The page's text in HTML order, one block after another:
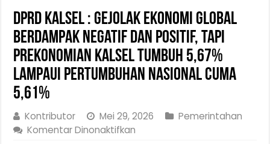
DPRD Kalsel : Gejolak Ekonomi Global
Berdampak Negatif dan Positif, Tapi
Prekonomian Kalsel Tumbuh 5,67%
Lampaui Pertumbuhan Nasional Cuma
5,61%
Kontributor Mei 29, 2026
Pemerintahan
Komentar Dinonaktifkan